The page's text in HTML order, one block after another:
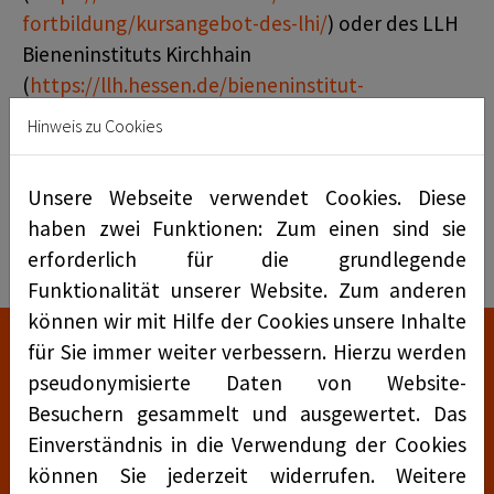
fortbildung/kursangebot-des-lhi/) oder des LLH
Bieneninstituts Kirchhain
(https://llh.hessen.de/bieneninstitut-
kirchhain/bik/seminare-lehrgaenge/
Imkerberater an.
"Völker sollten nur mit
Gesundheitsbescheinigung gekauft oder verkauft
werden. Die Ausstellung einer
Gesundheitsbescheinigung beantragt der
Verkäufer entweder direkt beim BSV oder beim
Hinweis zu Cookies
Unsere Webseite verwendet Cookies. Diese
haben zwei Funktionen: Zum einen sind sie
erforderlich für die grundlegende
Funktionalität unserer Website. Zum anderen
können wir mit Hilfe der Cookies unsere Inhalte
für Sie immer weiter verbessern. Hierzu werden
pseudonymisierte Daten von Website-
Besuchern gesammelt und ausgewertet. Das
Einverständnis in die Verwendung der Cookies
können Sie jederzeit widerrufen. Weitere